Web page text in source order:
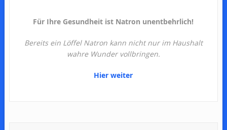
Für Ihre Gesundheit ist Natron unentbehrlich!
Bereits ein Löffel Natron kann nicht nur im Haushalt
wahre Wunder vollbringen.
Hier weiter